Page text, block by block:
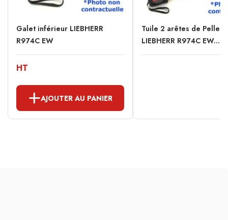
Galet inférieur LIEBHERR
R974C EW
HT
AJOUTER AU PANIER
Tuile 2 arêtes de
LIEBHERR R974C EW...